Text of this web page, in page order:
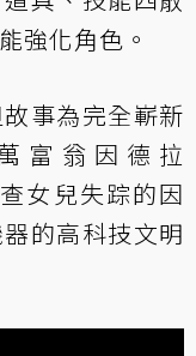
強化角色。
事為完全嶄新
富翁因德拉
女兒失踪的因
的高科技文明